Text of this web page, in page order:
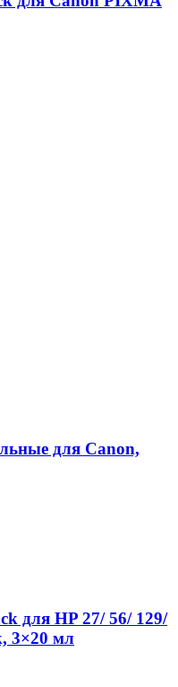
для Canon,
для HP 27/ 56/ 129/
3×20 мл